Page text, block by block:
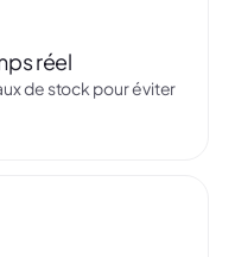
réel
de stock pour éviter